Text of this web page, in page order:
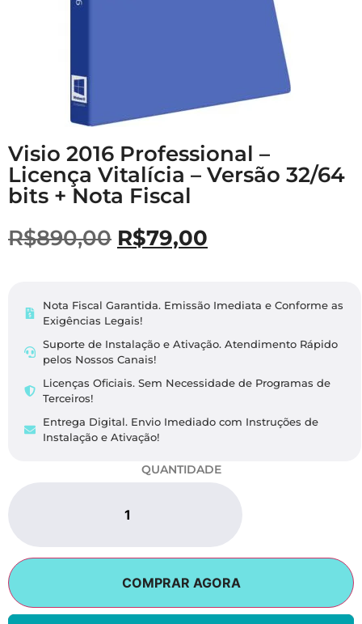
Visio 2016 Professional –
Licença Vitalícia – Versão 32/64
bits + Nota Fiscal
R$890,00 R$79,00
Nota Fiscal Garantida. Emissão Imediata e Conforme as
Exigências Legais​!
Suporte de Instalação e Ativação. Atendimento Rápido
pelos Nossos Canais!
Licenças Oficiais. Sem Necessidade de Programas de
Terceiros!
Entrega Digital. Envio Imediado com Instruções de
Instalação e Ativação!
QUANTIDADE
COMPRAR AGORA